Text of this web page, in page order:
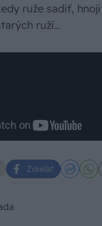
ruže sadiť,
ruží…
Zdieľať